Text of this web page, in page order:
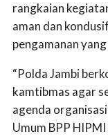
rangkaian
aman dan
pengamanan
“Polda Jambi
kamtibmas agar
agenda
Umum BPP